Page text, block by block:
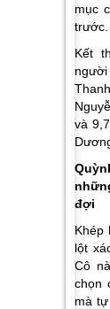
mục
trước.
Kết
người
và
đợi
Khép
lột
Cô
chọn
mà